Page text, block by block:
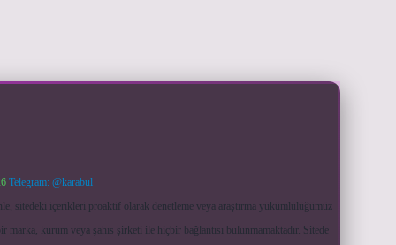
Telegram: @karabul
sitedeki içerikleri proaktif olarak denetleme veya araştırma yükümlülüğümüz
kurum veya şahıs şirketi ile hiçbir bağlantısı bulunmamaktadır. Sitede